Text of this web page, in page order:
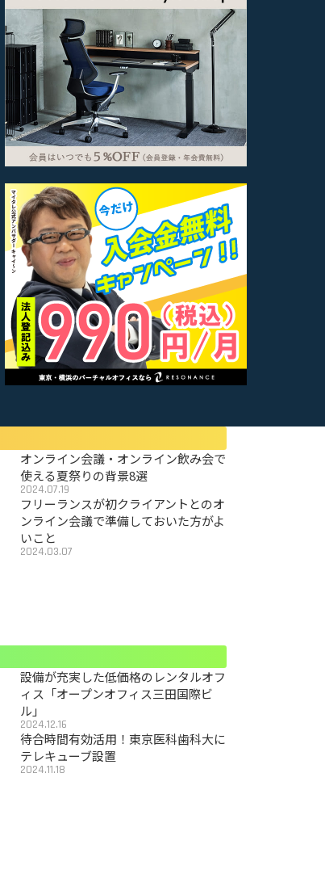
オンライン会議・オンライン飲み会で
使える夏祭りの背景8選
2024.07.19
フリーランスが初クライアントとのオ
ンライン会議で準備しておいた方がよ
いこと
2024.03.07
設備が充実した低価格のレンタルオフ
ィス「オープンオフィス三田国際ビ
ル」
2024.12.16
待合時間有効活用！東京医科歯科大に
テレキューブ設置
2024.11.18